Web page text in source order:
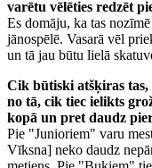
varētu vēlēties redzēt
Es domāju, ka tas
jānospēlē. Vasarā vēl
un tā jau būtu lielā
Cik būtiski atšķiras
no tā, cik tiec ielikts
kopā un pret daudz
Pie "Junioriem" varu
Vīksna] neko daudz